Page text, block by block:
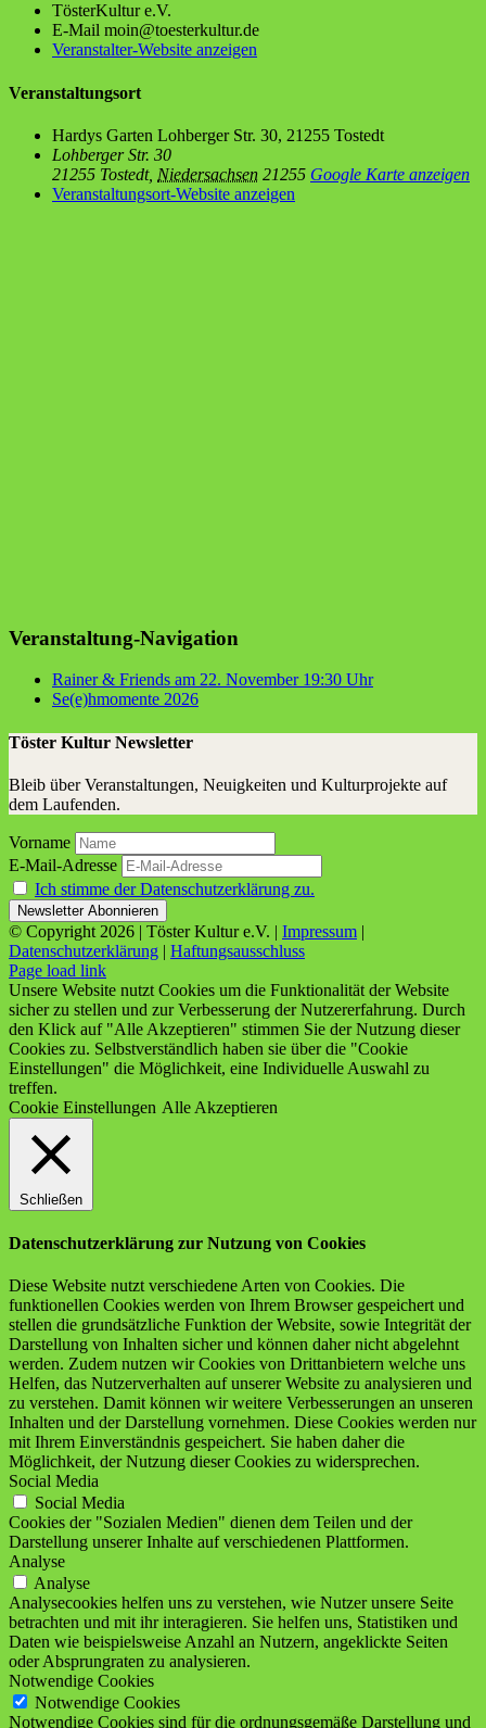
Tös­ter­Kul­tur e.V.
E-Mail moin@toesterkultur.de
Veranstalter-Website anzeigen
Veranstaltungsort
Har­dys Gar­ten Loh­ber­ger Str. 30, 21255 Tostedt
Lohberger Str. 30
21255 Tostedt, Niedersachsen 21255 Google Karte anzeigen
Veranstaltungsort-Website anzeigen
Veranstaltung-Navigation
Rai­ner & Fri­ends am 22. Novem­ber 19:30 Uhr
Se(e)hmomente 2026
Töster Kultur Newsletter
Bleib über Veranstaltungen, Neuigkeiten und Kulturprojekte auf
dem Laufenden.
Vorname
E-Mail-Adresse
Ich stimme der Datenschutzerklärung zu.
© Copyright 2026 | Töster Kultur e.V. | Impressum |
Datenschutzerklärung | Haftungsausschluss
Facebook
X
Instagram
YouTube
Page load link
Unsere Website nutzt Cookies um die Funktionalität der Website
sicher zu stellen und zur Verbesserung der Nutzererfahrung. Durch
den Klick auf "Alle Akzeptieren" stimmen Sie der Nutzung dieser
Cookies zu. Selbstverständlich haben sie über die "Cookie
Einstellungen" die Möglichkeit, eine Individuelle Auswahl zu
treffen.
Cookie Einstellungen Alle Akzeptieren
Schließen
Datenschutzerklärung zur Nutzung von Cookies
Diese Website nutzt verschiedene Arten von Cookies. Die
funktionellen Cookies werden von Ihrem Browser gespeichert und
stellen die grundsätzliche Funktion der Website, sowie Integrität der
Darstellung von Inhalten sicher und können daher nicht abgelehnt
werden. Zudem nutzen wir Cookies von Drittanbietern welche uns
Helfen, das Nutzerverhalten auf unserer Website zu analysieren und
zu verstehen. Damit können wir weitere Verbesserungen an unseren
Inhalten und der Darstellung vornehmen. Diese Cookies werden nur
mit Ihrem Einverständnis gespeichert. Sie haben daher die
Möglichkeit, der Nutzung dieser Cookies zu widersprechen.
Social Media
Social Media
Cookies der "Sozialen Medien" dienen dem Teilen und der
Darstellung unserer Inhalte auf verschiedenen Plattformen.
Analyse
Analyse
Analysecookies helfen uns zu verstehen, wie Nutzer unsere Seite
betrachten und mit ihr interagieren. Sie helfen uns, Statistiken und
Daten wie beispielsweise Anzahl an Nutzern, angeklickte Seiten
oder Absprungraten zu analysieren.
Notwendige Cookies
Notwendige Cookies
Notwendige Cookies sind für die ordnungsgemäße Darstellung und